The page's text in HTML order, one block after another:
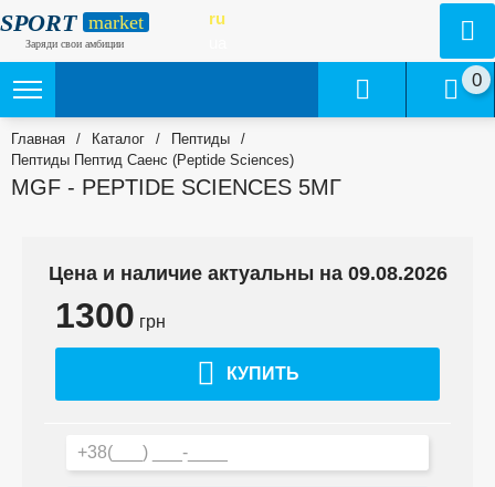
SPORT market
Заряди свои амбиции
ru
0
Главная / Каталог / Пептиды
/
Пептиды Пептид Саенс (Peptide Sciences)
MGF - PEPTIDE SCIENCES 5МГ
Цена и наличие актуальны на 09.08.2026
1300 грн
КУПИТЬ